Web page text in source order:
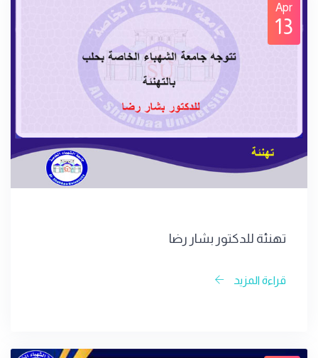
Apr
13
تهنئة للدكتور بشار رضا
قراءة المزيد